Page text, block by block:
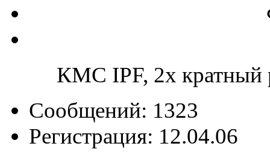
КМС IPF, 2х кратный
Сообщений: 1323
Регистрация: 12.04.06